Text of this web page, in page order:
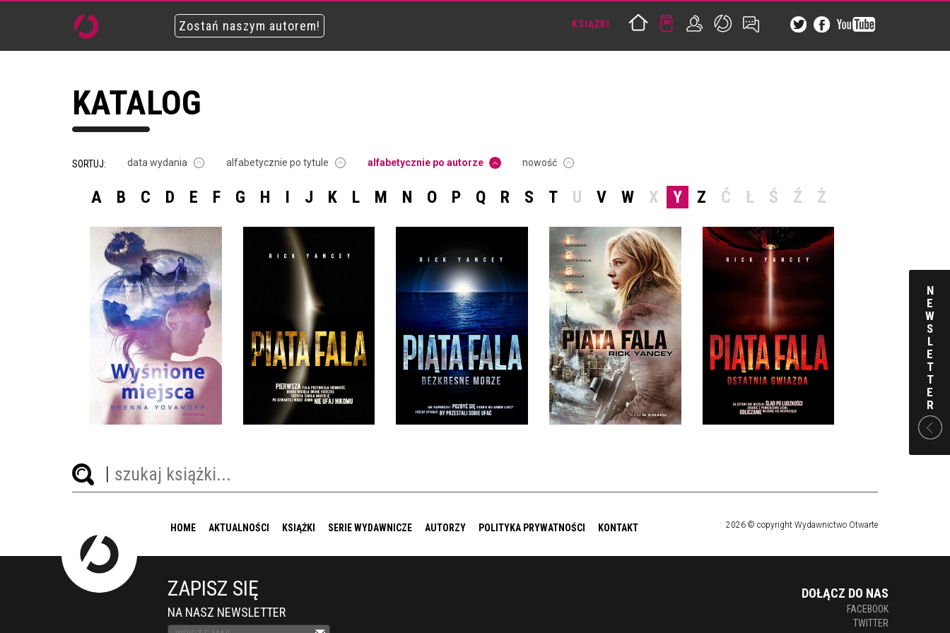
Zostań naszym autorem! KSIĄŻKI
KATALOG
SORTUJ: data wydania alfabetycznie po tytule alfabetycznie po autorze nowość
A B C D E F G H I J K L M N O P Q R S T U V W X Y Z Ć Ł Ś Ź Ż
WYŚNIONE MIEJSCA
BRENNA YOVANOFF
OPRAWA MIĘKKA
34,90 ZŁ
PIĄTA FALA
RICK YANCEY
OPRAWA MIĘKKA
34,90 ZŁ
PIĄTA FALA. BEZKRESNE
MORZE
RICK YANCEY
OPRAWA MIĘKKA
36,90 ZŁ
PIĄTA FALA
RICK YANCEY
OPRAWA MIĘKKA
39,90 ZŁ
PIĄTA FALA
RICK YANCEY
OPRAWA MIĘKKA
36,90 ZŁ
HOME AKTUALNOŚCI KSIĄŻKI SERIE WYDAWNICZE AUTORZY POLITYKA PRYWATNOŚCI KONTAKT 2026 © copyright Wydawnictwo Otwarte
ZAPISZ SIĘ
NA NASZ NEWSLETTER
DOŁĄCZ DO NAS
FACEBOOK
TWITTER
N
E
W
S
L
E
T
T
E
R